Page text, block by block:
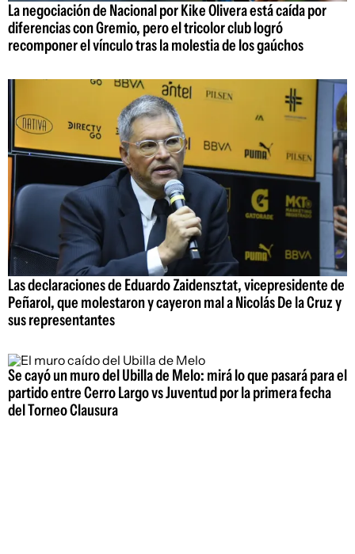
La negociación de Nacional por Kike Olivera está caída por
diferencias con Gremio, pero el tricolor club logró
recomponer el vínculo tras la molestia de los gaúchos
Las declaraciones de Eduardo Zaidensztat, vicepresidente de
Peñarol, que molestaron y cayeron mal a Nicolás De la Cruz y
sus representantes
Se cayó un muro del Ubilla de Melo: mirá lo que pasará para el
partido entre Cerro Largo vs Juventud por la primera fecha
del Torneo Clausura